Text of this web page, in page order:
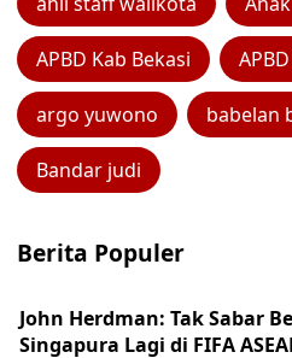
APBD Kab Bekasi
argo yuwono babelan
Bandar judi
Berita Populer
John Herdman: Tak Sabar
Singapura Lagi di FIFA